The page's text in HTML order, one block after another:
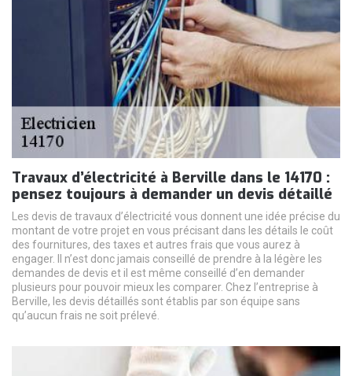
Travaux d’électricité à Berville dans le 14170 :
pensez toujours à demander un devis détaillé
Les devis de travaux d’électricité vous donnent une idée précise du
montant de votre projet en vous précisant dans les détails le coût
des fournitures, des taxes et autres frais que vous aurez à
engager. Il n’est donc jamais conseillé de prendre à la légère les
demandes de devis et il est même conseillé d’en demander
plusieurs pour pouvoir mieux les comparer. Chez l’entreprise à
Berville, les devis détaillés sont établis par son équipe sans
qu’aucun frais ne soit prélevé.